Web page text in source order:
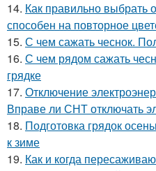
14. Как правильно выбрать
способен на повторное
15. С чем сажать чеснок.
16. С чем рядом сажать
грядке
17. Отключение
Вправе ли СНТ отключать
18. Подготовка грядок
к зиме
19. Как и когда